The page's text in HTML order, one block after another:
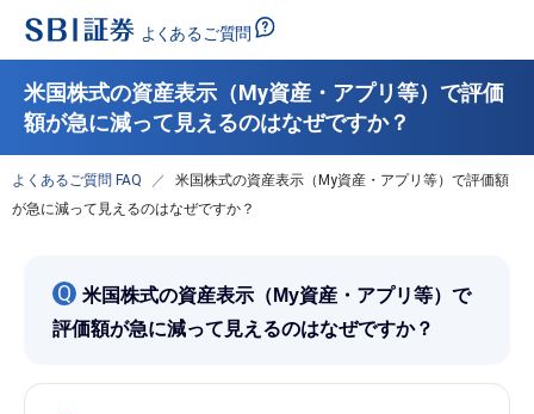
米国株式の資産表示（My資産・アプリ等）で評価
額が急に減って見えるのはなぜですか？
よくあるご質問 FAQ
米国株式の資産表示（My資産・アプリ等）で評価額
が急に減って見えるのはなぜですか？
Q 米国株式の資産表示（My資産・アプリ等）で
評価額が急に減って見えるのはなぜですか？